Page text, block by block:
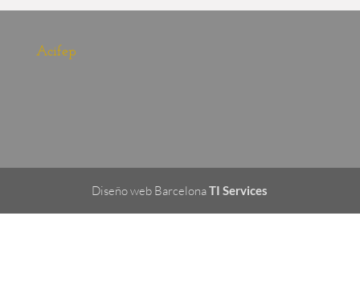
Acifep
Diseño web BarcelonaTI Services